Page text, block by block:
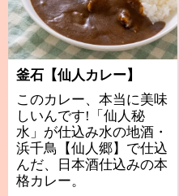
釜石【仙人カレー】
このカレー、本当に美味
しいんです!「仙人秘
水」が仕込み水の地酒・
浜千鳥【仙人郷】で仕込
んだ、日本酒仕込みの本
格カレー。